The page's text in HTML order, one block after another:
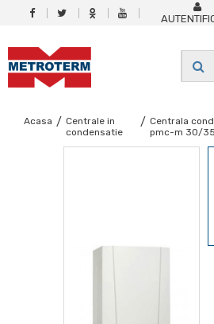
Acasa / Centrale in
condensatie
/ Centrala
pmc-m 30/